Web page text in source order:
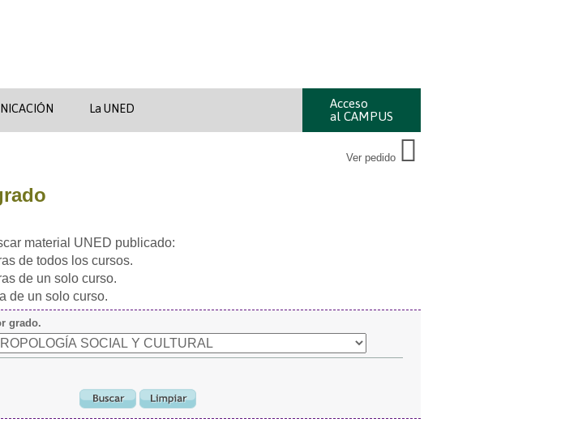
La UNED
Acceso
al CAMPUS
Ver pedido
material UNED publicado:
de todos los cursos.
de un solo curso.
de un solo curso.
grado.